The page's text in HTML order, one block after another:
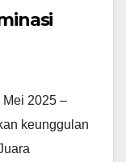
Mei 2025 –
keunggulan